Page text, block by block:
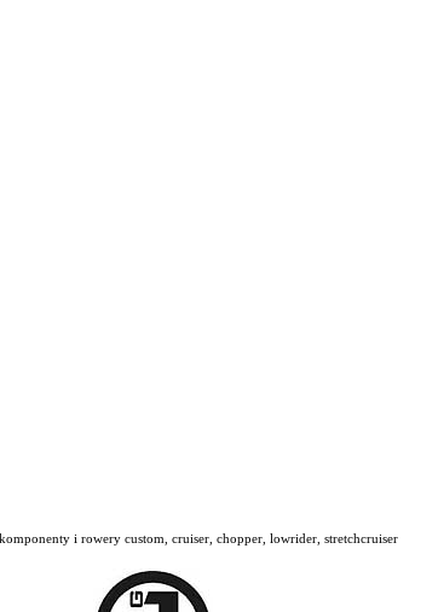
i rowery custom, cruiser, chopper, lowrider, stretchcruiser